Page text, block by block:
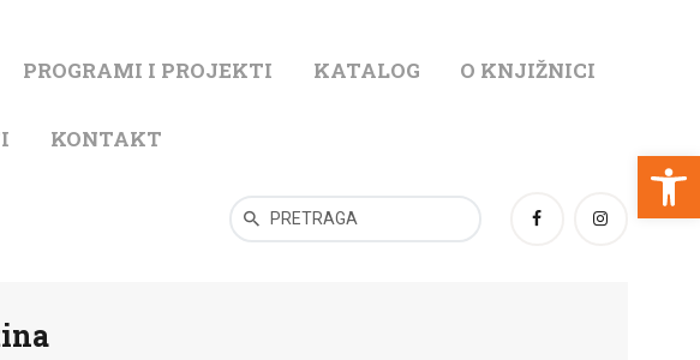
Open toolbar
PROGRAMI I PROJEKTI KATALOG O KNJIŽNICI
KONTAKT